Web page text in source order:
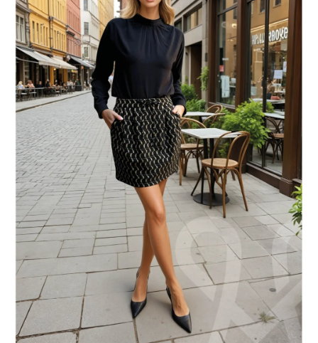
hviezdičiek.